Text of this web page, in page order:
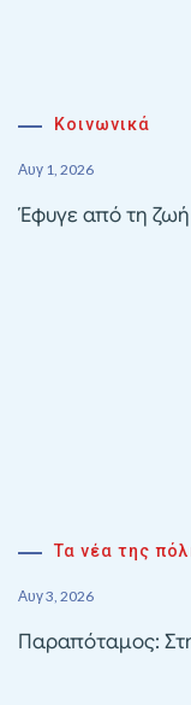
Κοινωνικά
Αυγ 1, 2026
Έφυγε από τη
Τα νέα της
Αυγ 3, 2026
Παραπόταμος: